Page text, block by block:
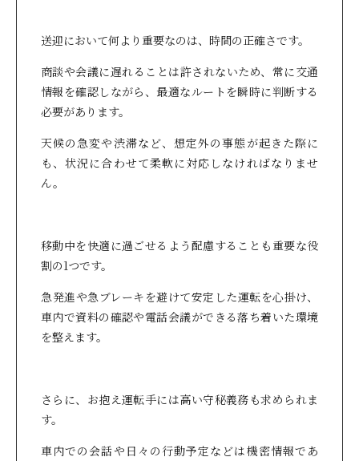
送迎において何より重要なのは、時間の正確さです。
商談や会議に遅れることは許されないため、常に交通
情報を確認しながら、最適なルートを瞬時に判断する
必要があります。
天候の急変や渋滞など、想定外の事態が起きた際に
も、状況に合わせて柔軟に対応しなければなりませ
ん。
移動中を快適に過ごせるよう配慮することも重要な役
割の1つです。
急発進や急ブレーキを避けて安定した運転を心掛け、
車内で資料の確認や電話会議ができる落ち着いた環境
を整えます。
さらに、お抱え運転手には高い守秘義務も求められま
す。
車内での会話や日々の行動予定などは機密情報であ